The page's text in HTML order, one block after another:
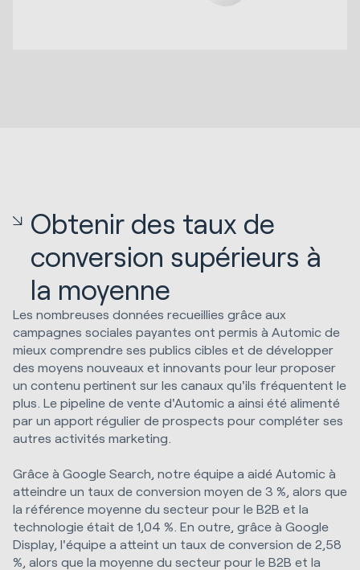
Obtenir des taux de
conversion supérieurs à
la moyenne
Les nombreuses données recueillies grâce aux
campagnes sociales payantes ont permis à Automic de
mieux comprendre ses publics cibles et de développer
des moyens nouveaux et innovants pour leur proposer
un contenu pertinent sur les canaux qu'ils fréquentent le
plus. Le pipeline de vente d'Automic a ainsi été alimenté
par un apport régulier de prospects pour compléter ses
autres activités marketing.
Grâce à Google Search, notre équipe a aidé Automic à
atteindre un taux de conversion moyen de 3 %, alors que
la référence moyenne du secteur pour le B2B et la
technologie était de 1,04 %. En outre, grâce à Google
Display, l'équipe a atteint un taux de conversion de 2,58
%, alors que la moyenne du secteur pour le B2B et la